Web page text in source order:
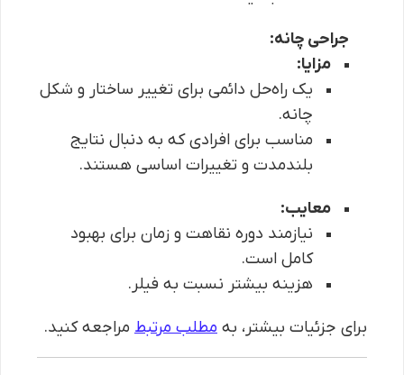
جراحی چانه:
مزایا:
یک راه‌حل دائمی برای تغییر ساختار و شکل
چانه.
مناسب برای افرادی که به دنبال نتایج
بلندمدت و تغییرات اساسی هستند.
معایب:
نیازمند دوره نقاهت و زمان برای بهبود
کامل است.
هزینه بیشتر نسبت به فیلر.
برای جزئیات بیشتر، به مطلب مرتبط مراجعه کنید.